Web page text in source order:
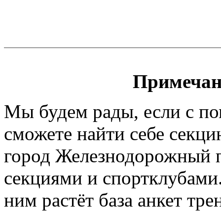
Мы будем рады, если с
сможете найти себе
город Железнодорожный
секциями и
ним растёт база анкет